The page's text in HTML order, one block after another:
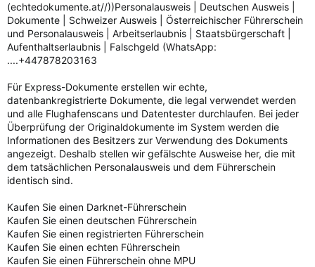
(echtedokumente.at//))Personalausweis | Deutschen Ausweis |
Dokumente | Schweizer Ausweis | Österreichischer Führerschein
und Personalausweis | Arbeitserlaubnis | Staatsbürgerschaft |
Aufenthaltserlaubnis | Falschgeld (WhatsApp:
....+447878203163
Für Express-Dokumente erstellen wir echte,
datenbankregistrierte Dokumente, die legal verwendet werden
und alle Flughafenscans und Datentester durchlaufen. Bei jeder
Überprüfung der Originaldokumente im System werden die
Informationen des Besitzers zur Verwendung des Dokuments
angezeigt. Deshalb stellen wir gefälschte Ausweise her, die mit
dem tatsächlichen Personalausweis und dem Führerschein
identisch sind.
Kaufen Sie einen Darknet-Führerschein
Kaufen Sie einen deutschen Führerschein
Kaufen Sie einen registrierten Führerschein
Kaufen Sie einen echten Führerschein
Kaufen Sie einen Führerschein ohne MPU